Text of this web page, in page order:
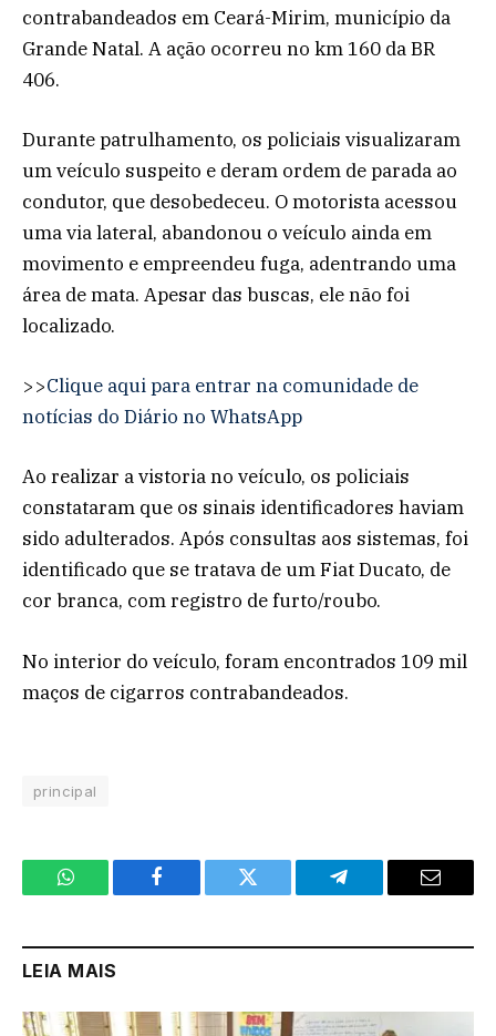
contrabandeados em Ceará-Mirim, município da
Grande Natal. A ação ocorreu no km 160 da BR
406.
Durante patrulhamento, os policiais visualizaram
um veículo suspeito e deram ordem de parada ao
condutor, que desobedeceu. O motorista acessou
uma via lateral, abandonou o veículo ainda em
movimento e empreendeu fuga, adentrando uma
área de mata. Apesar das buscas, ele não foi
localizado.
>>Clique aqui para entrar na comunidade de
notícias do Diário no WhatsApp
Ao realizar a vistoria no veículo, os policiais
constataram que os sinais identificadores haviam
sido adulterados. Após consultas aos sistemas, foi
identificado que se tratava de um Fiat Ducato, de
cor branca, com registro de furto/roubo.
No interior do veículo, foram encontrados 109 mil
maços de cigarros contrabandeados.
principal
WhatsApp Facebook Twitter Telegram Email
LEIA MAIS